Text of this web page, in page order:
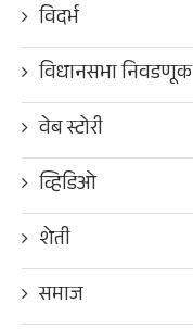
विदर्भ
विधानसभा निवडणूक
वेब स्टोरी
व्हिडिओ
शेती
समाज